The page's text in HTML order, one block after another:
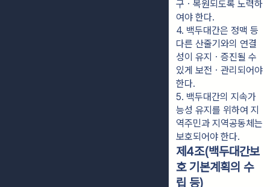
구ㆍ복원되도록 노력하
여야 한다.
4. 백두대간은 정맥 등
다른 산줄기와의 연결
성이 유지ㆍ증진될 수
있게 보전ㆍ관리되어야
한다.
5. 백두대간의 지속가
능성 유지를 위하여 지
역주민과 지역공동체는
보호되어야 한다.
제4조(백두대간보
호 기본계획의 수
립 등)